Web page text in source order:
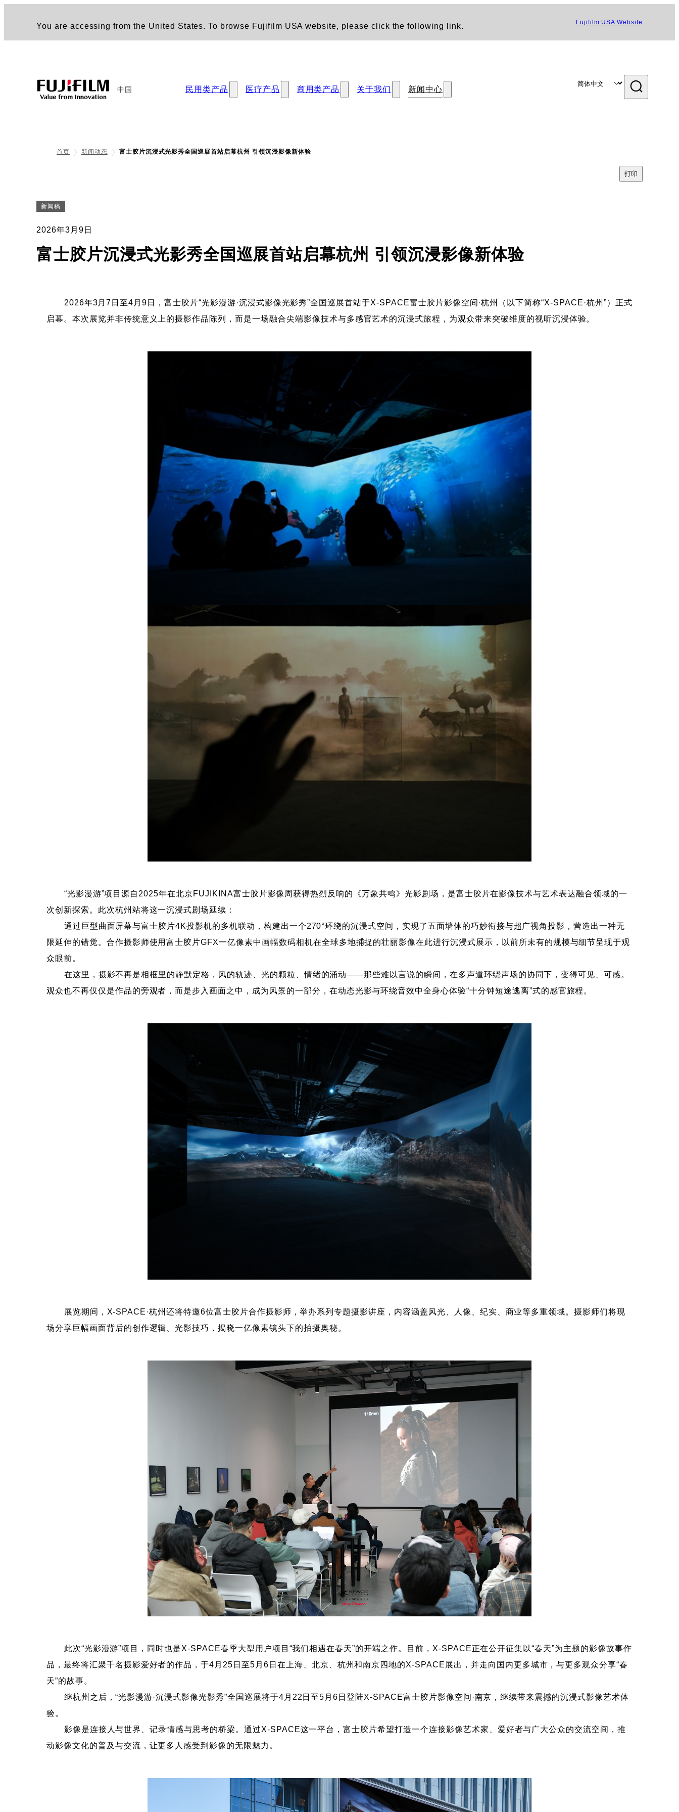
You are accessing from the United States. To browse Fujifilm USA website, please click the following link. Fujifilm USA Website
中国 民用类产品 医疗产品 商用类产品 关于我们 新闻中心
首页 新闻动态 富士胶片沉浸式光影秀全国巡展首站启幕杭州 引领沉浸影像新体验
打印
新闻稿
2026年3月9日
富士胶片沉浸式光影秀全国巡展首站启幕杭州 引领沉浸影像新体验
2026年3月7日至4月9日，富士胶片“光影漫游·沉浸式影像光影秀”全国巡展首站于X-SPACE富士胶片影像空间·杭州（以下简称“X-SPACE·杭州”）正式
启幕。本次展览并非传统意义上的摄影作品陈列，而是一场融合尖端影像技术与多感官艺术的沉浸式旅程，为观众带来突破维度的视听沉浸体验。
“光影漫游”项目源自2025年在北京FUJIKINA富士胶片影像周获得热烈反响的《万象共鸣》光影剧场，是富士胶片在影像技术与艺术表达融合领域的一
次创新探索。此次杭州站将这一沉浸式剧场延续：
通过巨型曲面屏幕与富士胶片4K投影机的多机联动，构建出一个270°环绕的沉浸式空间，实现了五面墙体的巧妙衔接与超广视角投影，营造出一种无
限延伸的错觉。合作摄影师使用富士胶片GFX一亿像素中画幅数码相机在全球多地捕捉的壮丽影像在此进行沉浸式展示，以前所未有的规模与细节呈现于观
众眼前。
在这里，摄影不再是相框里的静默定格，风的轨迹、光的颗粒、情绪的涌动——那些难以言说的瞬间，在多声道环绕声场的协同下，变得可见、可感。
观众也不再仅仅是作品的旁观者，而是步入画面之中，成为风景的一部分，在动态光影与环绕音效中全身心体验“十分钟短途逃离”式的感官旅程。
展览期间，X-SPACE·杭州还将特邀6位富士胶片合作摄影师，举办系列专题摄影讲座，内容涵盖风光、人像、纪实、商业等多重领域。摄影师们将现
场分享巨幅画面背后的创作逻辑、光影技巧，揭晓一亿像素镜头下的拍摄奥秘。
此次“光影漫游”项目，同时也是X-SPACE春季大型用户项目“我们相遇在春天”的开端之作。目前，X-SPACE正在公开征集以“春天”为主题的影像故事作
品，最终将汇聚千名摄影爱好者的作品，于4月25日至5月6日在上海、北京、杭州和南京四地的X-SPACE展出，并走向国内更多城市，与更多观众分享“春
天”的故事。
继杭州之后，“光影漫游·沉浸式影像光影秀”全国巡展将于4月22日至5月6日登陆X-SPACE富士胶片影像空间·南京，继续带来震撼的沉浸式影像艺术体
验。
影像是连接人与世界、记录情感与思考的桥梁。通过X-SPACE这一平台，富士胶片希望打造一个连接影像艺术家、爱好者与广大公众的交流空间，推
动影像文化的普及与交流，让更多人感受到影像的无限魅力。